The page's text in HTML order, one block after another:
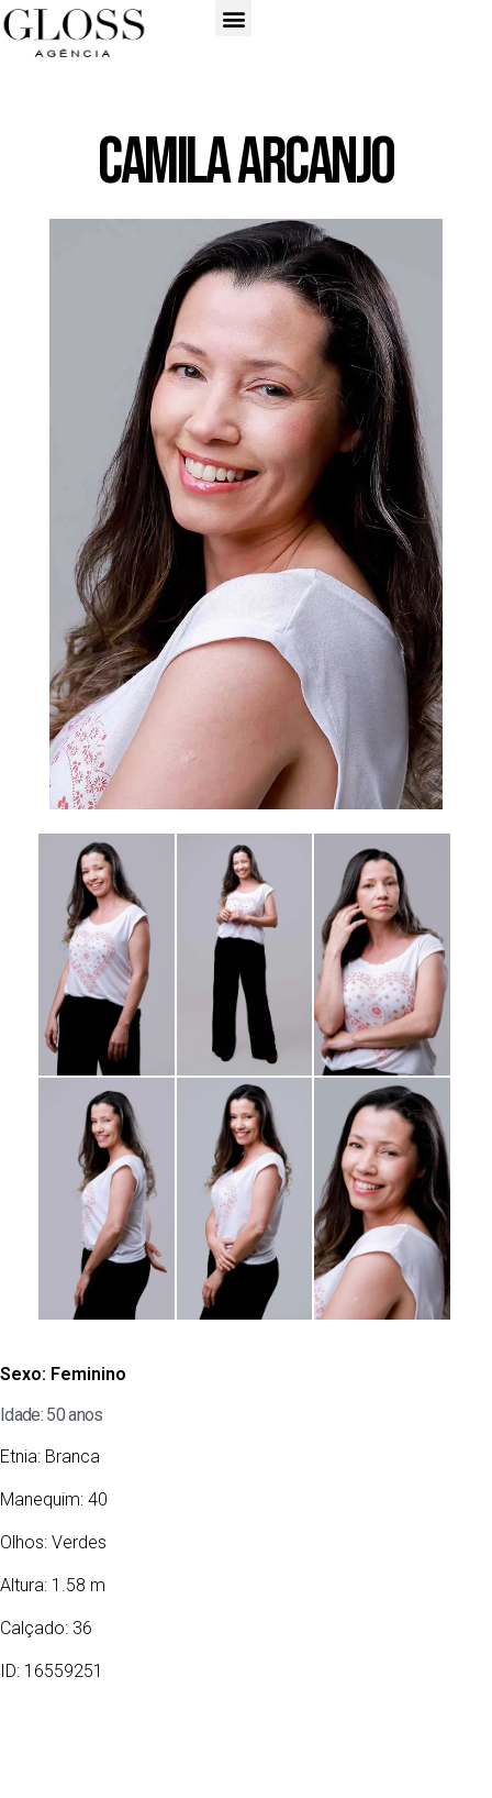
Camila Arcanjo
Sexo: Feminino
Idade: 50 anos
Etnia: Branca
Manequim: 40
Olhos: Verdes
Altura: 1.58 m
Calçado: 36
ID: 16559251